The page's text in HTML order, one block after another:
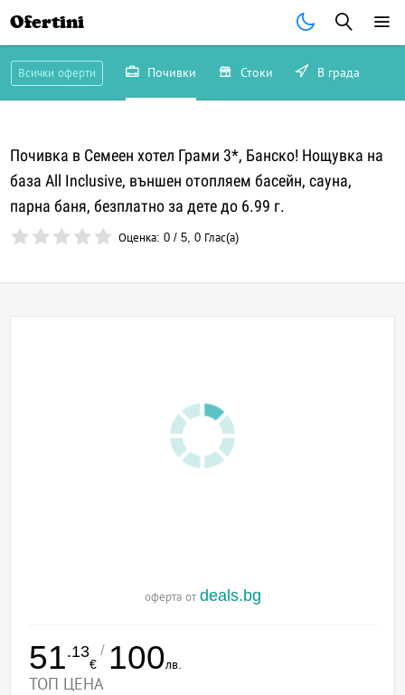
Ofertini
Всички оферти Почивки Стоки В града
Почивка в Семеен хотел Грами 3*, Банско! Нощувка на
база All Inclusive, външен отопляем басейн, сауна,
парна баня, безплатно за дете до 6.99 г.
Оценка:0 /5,0 Глас(а)
оферта от deals.bg
51.13
€
/ 100лв.
ТОП ЦЕНА